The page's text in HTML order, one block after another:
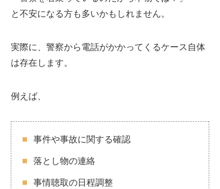
と不安になる方も多いかもしれません。
実際に、警察から電話がかかってくるケース自体
は存在します。
例えば、
事件や事故に関する確認
落とし物の連絡
事情聴取の日程調整